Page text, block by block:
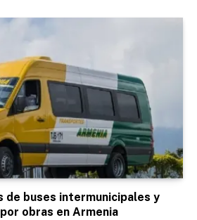
de buses intermunicipales y
obras en Armenia